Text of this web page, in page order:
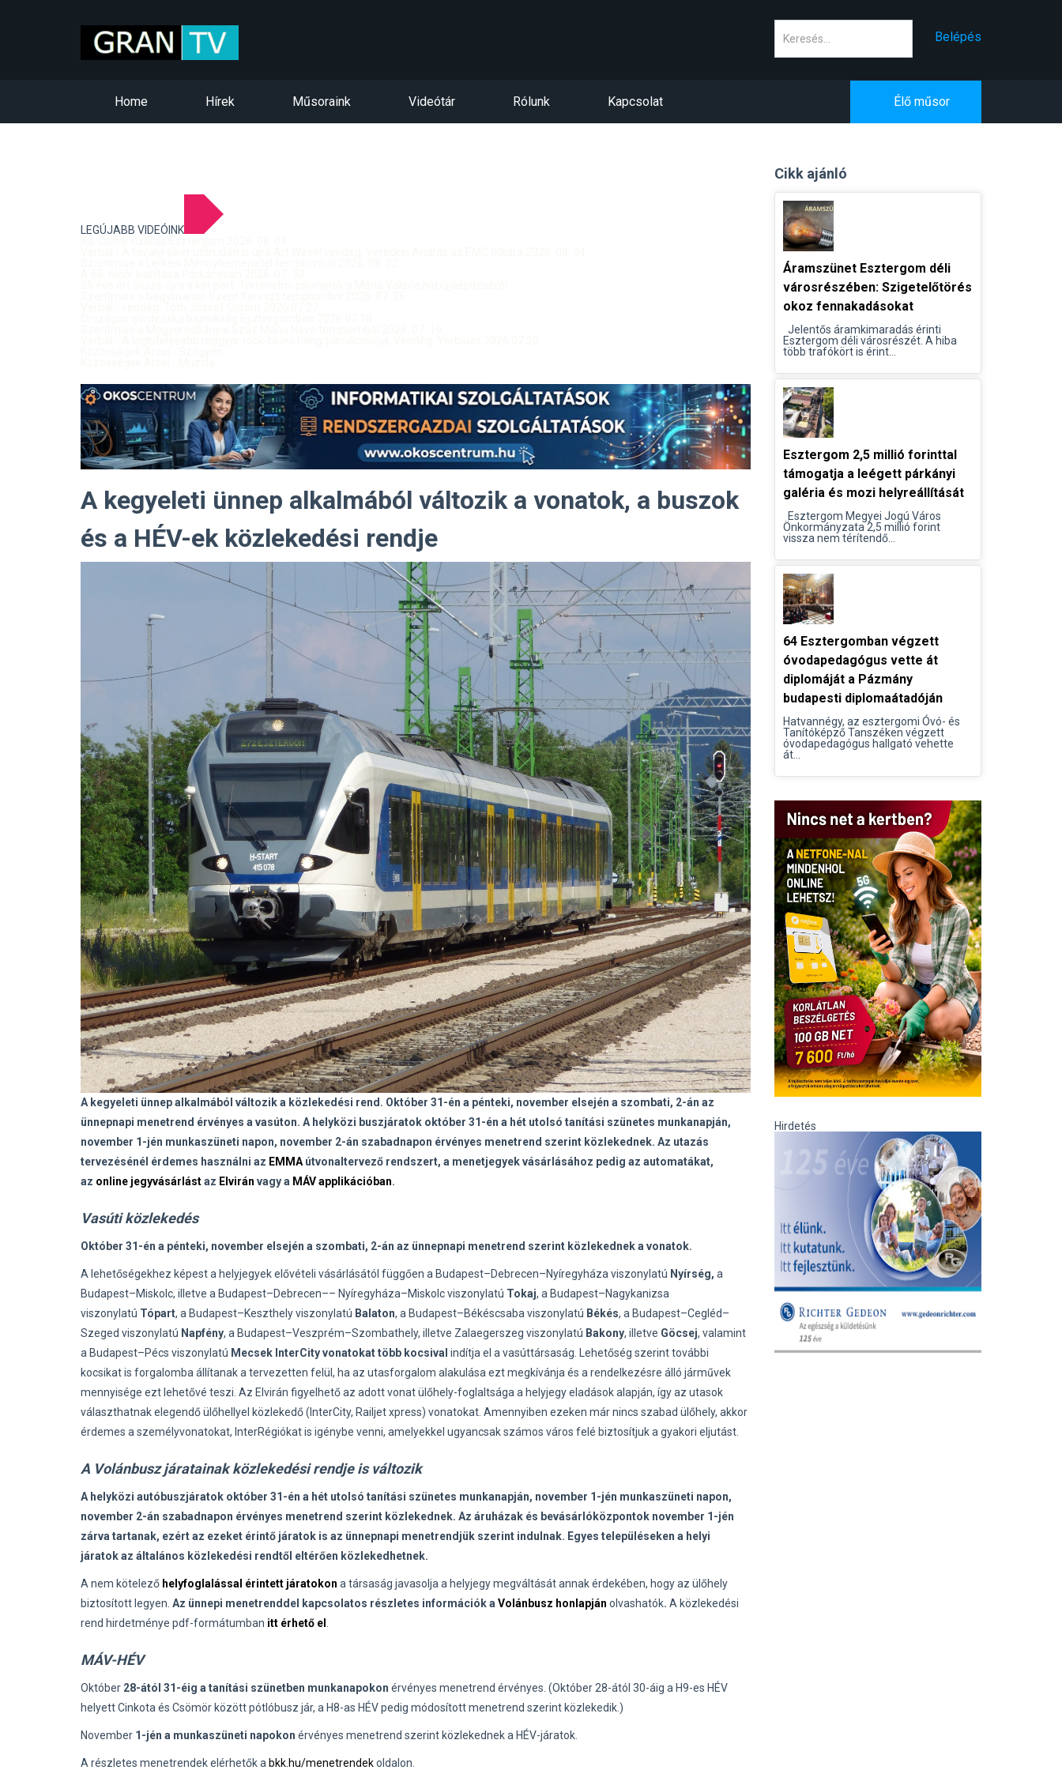
Belépés
Home Hírek Műsoraink Videótár Rólunk Kapcsolat Élő műsor
LEGÚJABB VIDEÓINK
A kegyeleti ünnep alkalmából változik a vonatok, a buszok
és a HÉV-ek közlekedési rendje
A kegyeleti ünnep alkalmából változik a közlekedési rend. Október 31-én a pénteki, november elsején a szombati, 2-án az
ünnepnapi menetrend érvényes a vasúton. A helyközi buszjáratok október 31-én a hét utolsó tanítási szünetes munkanapján,
november 1-jén munkaszüneti napon, november 2-án szabadnapon érvényes menetrend szerint közlekednek. Az utazás
tervezésénél érdemes használni az EMMA útvonaltervező rendszert, a menetjegyek vásárlásához pedig az automatákat,
az online jegyvásárlástaz Elvirán vagy a MÁV applikációban.
Vasúti közlekedés
Október 31-én a pénteki, november elsején a szombati, 2-án az ünnepnapi menetrend szerint közlekednek a vonatok.
A lehetőségekhez képest a helyjegyek elővételi vásárlásától függően a Budapest–Debrecen–Nyíregyháza viszonylatú Nyírség, a
Budapest–Miskolc, illetve a Budapest–Debrecen–– Nyíregyháza–Miskolc viszonylatú Tokaj, a Budapest–Nagykanizsa
viszonylatú Tópart, a Budapest–Keszthely viszonylatú Balaton, a Budapest–Békéscsaba viszonylatú Békés, a Budapest–Cegléd–
Szeged viszonylatú Napfény, a Budapest–Veszprém–Szombathely, illetve Zalaegerszeg viszonylatú Bakony, illetve Göcsej, valamint
a Budapest–Pécs viszonylatú Mecsek InterCity vonatokat több kocsival indítja el a vasúttársaság. Lehetőség szerint további
kocsikat is forgalomba állítanak a tervezetten felül, ha az utasforgalom alakulása ezt megkívánja és a rendelkezésre álló járművek
mennyisége ezt lehetővé teszi. Az Elvirán figyelhető az adott vonat ülőhely-foglaltsága a helyjegy eladások alapján, így az utasok
választhatnak elegendő ülőhellyel közlekedő (InterCity, Railjet xpress) vonatokat. Amennyiben ezeken már nincs szabad ülőhely, akkor
érdemes a személyvonatokat, InterRégiókat is igénybe venni, amelyekkel ugyancsak számos város felé biztosítjuk a gyakori eljutást.
A Volánbusz járatainak közlekedési rendje is változik
A helyközi autóbuszjáratok október 31-én a hét utolsó tanítási szünetes munkanapján, november 1-jén munkaszüneti napon,
november 2-án szabadnapon érvényes menetrend szerint közlekednek. Az áruházak és bevásárlóközpontok november 1-jén
zárva tartanak, ezért az ezeket érintő járatok is az ünnepnapi menetrendjük szerint indulnak. Egyes településeken a helyi
járatok az általános közlekedési rendtől eltérően közlekedhetnek.
A nem kötelező helyfoglalással érintett járatokon a társaság javasolja a helyjegy megváltását annak érdekében, hogy az ülőhely
biztosított legyen. Az ünnepi menetrenddel kapcsolatos részletes információk a Volánbusz honlapján olvashatók. A közlekedési
rend hirdetménye pdf-formátumban itt érhető el
MÁV-HÉV
Október 28-ától 31-éig a tanítási szünetben munkanapokon érvényes menetrend érvényes. (Október 28-ától 30-áig a H9-es HÉV
helyett Cinkota és Csömör között pótlóbusz jár, a H8-as HÉV pedig módosított menetrend szerint közlekedik.)
November 1-jén a munkaszüneti napokon érvényes menetrend szerint közlekednek a HÉV-járatok.
A részletes menetrendek elérhetők a bkk.hu/menetrendekoldalon.
Cikk ajánló
Áramszünet Esztergom déli
városrészében: Szigetelőtörés
okoz fennakadásokat
Jelentős áramkimaradás érinti
Esztergom déli városrészét. A hiba
több trafókört is érint...
Esztergom 2,5 millió forinttal
támogatja a leégett párkányi
galéria és mozi helyreállítását
Esztergom Megyei Jogú Város
Önkormányzata 2,5 millió forint
vissza nem térítendő...
64 Esztergomban végzett
óvodapedagógus vette át
diplomáját a Pázmány
budapesti diplomaátadóján
Hatvannégy, az esztergomi Óvó- és
Tanítóképző Tanszéken végzett
óvodapedagógus hallgató vehette
át...
Hirdetés